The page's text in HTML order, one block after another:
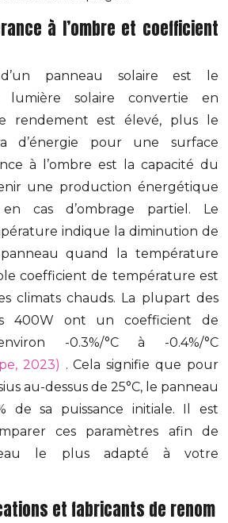
à l’ombre et coefficient
panneau solaire est le
lumière solaire convertie en
rendement est élevé, plus le
d’énergie pour une surface
à l’ombre est la capacité du
une production énergétique
cas d’ombrage partiel. Le
indique la diminution de
quand la température
coefficient de température est
climats chauds. La plupart des
400W ont un coefficient de
-0.3%/°C à -0.4%/°C
2023) . Cela signifie que pour
au-dessus de 25°C, le panneau
de sa puissance initiale. Il est
ces paramètres afin de
le plus adapté à votre
et fabricants de renom